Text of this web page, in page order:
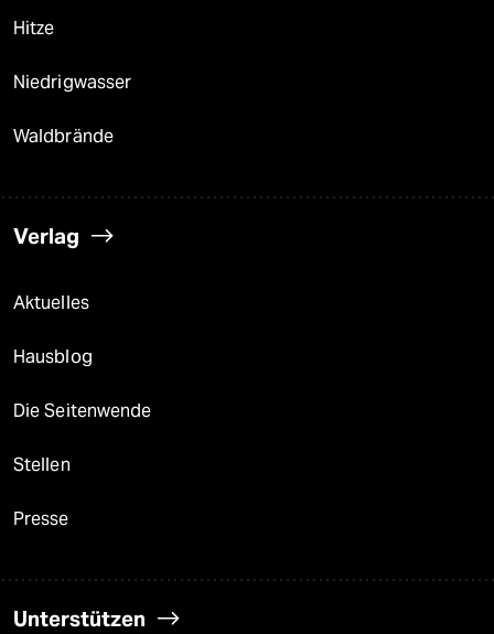
Hitze
Niedrigwasser
Waldbrände
Verlag
Aktuelles
Hausblog
Die Seitenwende
Stellen
Presse
Unterstützen